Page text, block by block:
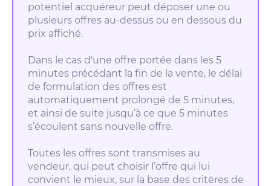
potentiel acquéreur peut déposer une ou
plusieurs offres au-dessus ou en dessous du
prix affiché.
Dans le cas d'une offre portée dans les 5
minutes précédant la fin de la vente, le délai
de formulation des offres est
automatiquement prolongé de 5 minutes,
et ainsi de suite jusqu’à ce que 5 minutes
s’écoulent sans nouvelle offre.
Toutes les offres sont transmises au
vendeur, qui peut choisir l’offre qui lui
convient le mieux, sur la base des critères de